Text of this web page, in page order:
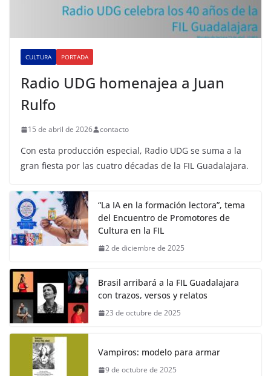
CULTURA PORTADA
Radio UDG homenajea a Juan
Rulfo
15 de abril de 2026 contacto
Con esta producción especial, Radio UDG se suma a la
gran fiesta por las cuatro décadas de la FIL Guadalajara.
“La IA en la formación lectora”, tema
del Encuentro de Promotores de
Cultura en la FIL
2 de diciembre de 2025
Brasil arribará a la FIL Guadalajara
con trazos, versos y relatos
23 de octubre de 2025
Vampiros: modelo para armar
9 de octubre de 2025